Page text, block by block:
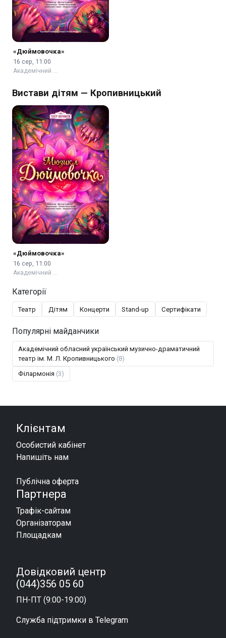
«Дюймовочка»
16 сер, 11:00
Академічний …
Вистави дітям — Кропивницький
«Дюймовочка»
16 сер, 11:00
Академічний …
Категорії
Театр Дітям Концерти Stand-up Сертифікати
Популярні майданчики
Академічний обласний український музично-драматичний
театр ім. М. Л. Кропивницького (8)
Філармонія (3)
Клієнтам
Особистий кабінет
Напишіть нам
Публічна оферта
Партнера
Трафік-сайтам
Організаторам
Площадкам
Довідковий центр
(044)356 05 60
ПН-ПТ (9:00-19:00)
Служба підтримки в Telegram